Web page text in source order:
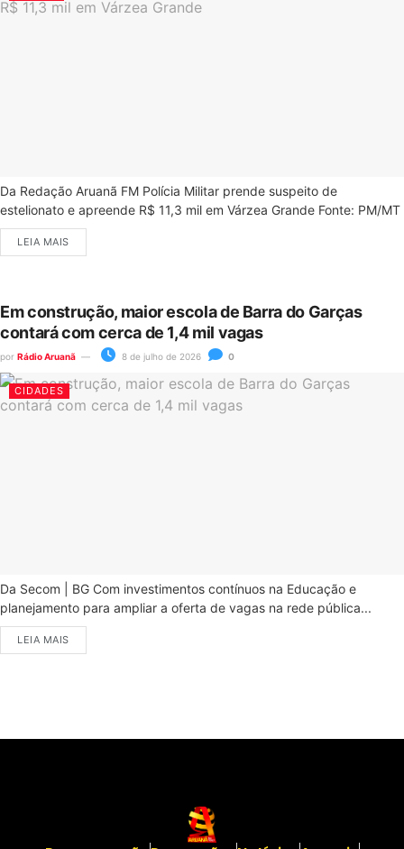
Da Redação Aruanã FM Polícia Militar prende suspeito de
estelionato e apreende R$ 11,3 mil em Várzea Grande Fonte: PM/MT
LEIA MAIS
Em construção, maior escola de Barra do Garças
contará com cerca de 1,4 mil vagas
por Rádio Aruanã 8 de julho de 2026 0
CIDADES
Da Secom | BG Com investimentos contínuos na Educação e
planejamento para ampliar a oferta de vagas na rede pública...
LEIA MAIS